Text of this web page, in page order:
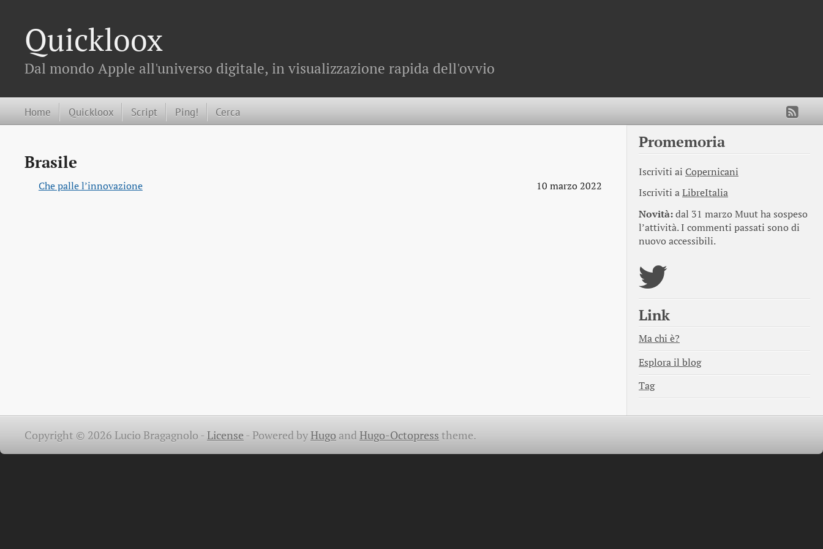
Quickloox
Dal mondo Apple all'universo digitale, in visualizzazione rapida dell'ovvio
Home Quickloox Script Ping! Cerca
Brasile
Che palle l’innovazione 10 marzo 2022
Promemoria
Iscriviti ai Copernicani
Iscriviti aLibreItalia
Novità:dal 31 marzo Muut ha sospeso
l’attività. I commenti passati sono di
nuovo accessibili.
Link
Ma chi è?
Esplora il blog
Tag
Copyright © 2026 Lucio Bragagnolo -License -Powered byHugoandHugo-Octopress theme.